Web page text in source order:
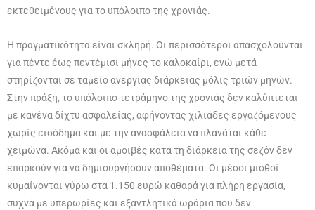
εκτεθειμένους για το υπόλοιπο της χρονιάς.
Η πραγματικότητα είναι σκληρή. Οι περισσότεροι απασχολούνται
για πέντε έως πεντέμισι μήνες το καλοκαίρι, ενώ μετά
στηρίζονται σε ταμείο ανεργίας διάρκειας μόλις τριών μηνών.
Στην πράξη, το υπόλοιπο τετράμηνο της χρονιάς δεν καλύπτεται
με κανένα δίχτυ ασφαλείας, αφήνοντας χιλιάδες εργαζόμενους
χωρίς εισόδημα και με την ανασφάλεια να πλανάται κάθε
χειμώνα. Ακόμα και οι αμοιβές κατά τη διάρκεια της σεζόν δεν
επαρκούν για να δημιουργήσουν αποθέματα. Οι μέσοι μισθοί
κυμαίνονται γύρω στα 1.150 ευρώ καθαρά για πλήρη εργασία,
συχνά με υπερωρίες και εξαντλητικά ωράρια που δεν